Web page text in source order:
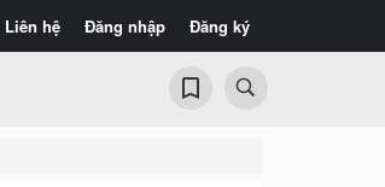
Liên hệ Đăng nhập Đăng ký